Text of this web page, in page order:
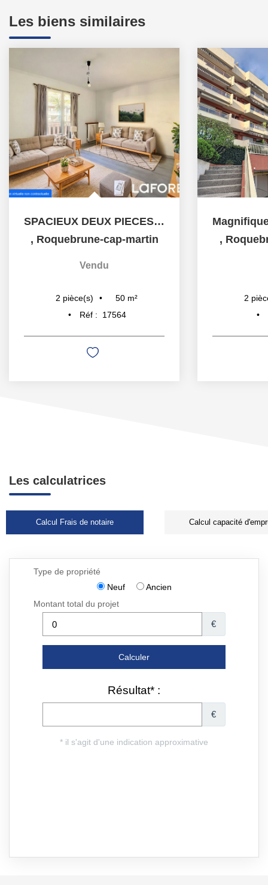
Les biens similaires
SPACIEUX DEUX PIECES - RESIDENCE AU CALME - POSSIBILITE...
, Roquebrune-cap-martin
Vendu
2 pièce(s) 50 m²
Réf :
17564
,
2
Les calculatrices
Calcul Frais de notaire Calcul capacité